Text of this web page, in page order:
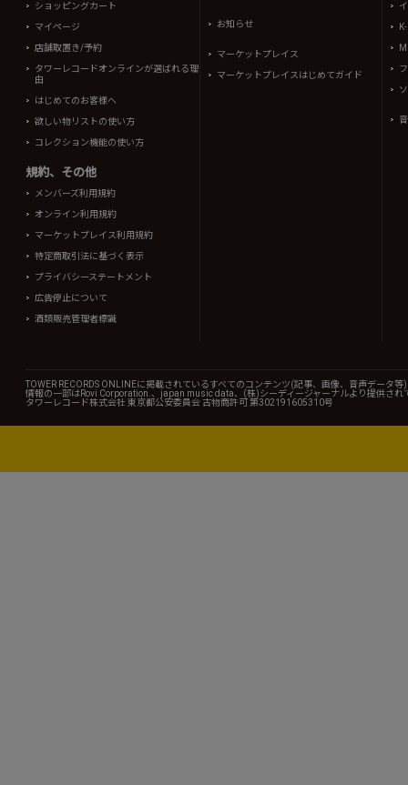
ショッピングカート
マイページ
店舗取置き/予約
タワーレコードオンラインが選ばれる理
由
はじめてのお客様へ
欲しい物リストの使い方
コレクション機能の使い方
規約、その他
メンバーズ利用規約
オンライン利用規約
マーケットプレイス利用規約
特定商取引法に基づく表示
プライバシーステートメント
広告停止について
酒類販売管理者標識
お知らせ
マーケットプレイス
マーケットプレイスはじめてガイド
TOWER RECORDS ONLINEに掲載されているすべてのコンテンツ(記事、画像、音声データ
情報の一部はRovi Corporation.、japan music data、(株)シーディージャーナルより提供され
タワーレコード株式会社 東京都公安委員会 古物商許可 第302191605310号